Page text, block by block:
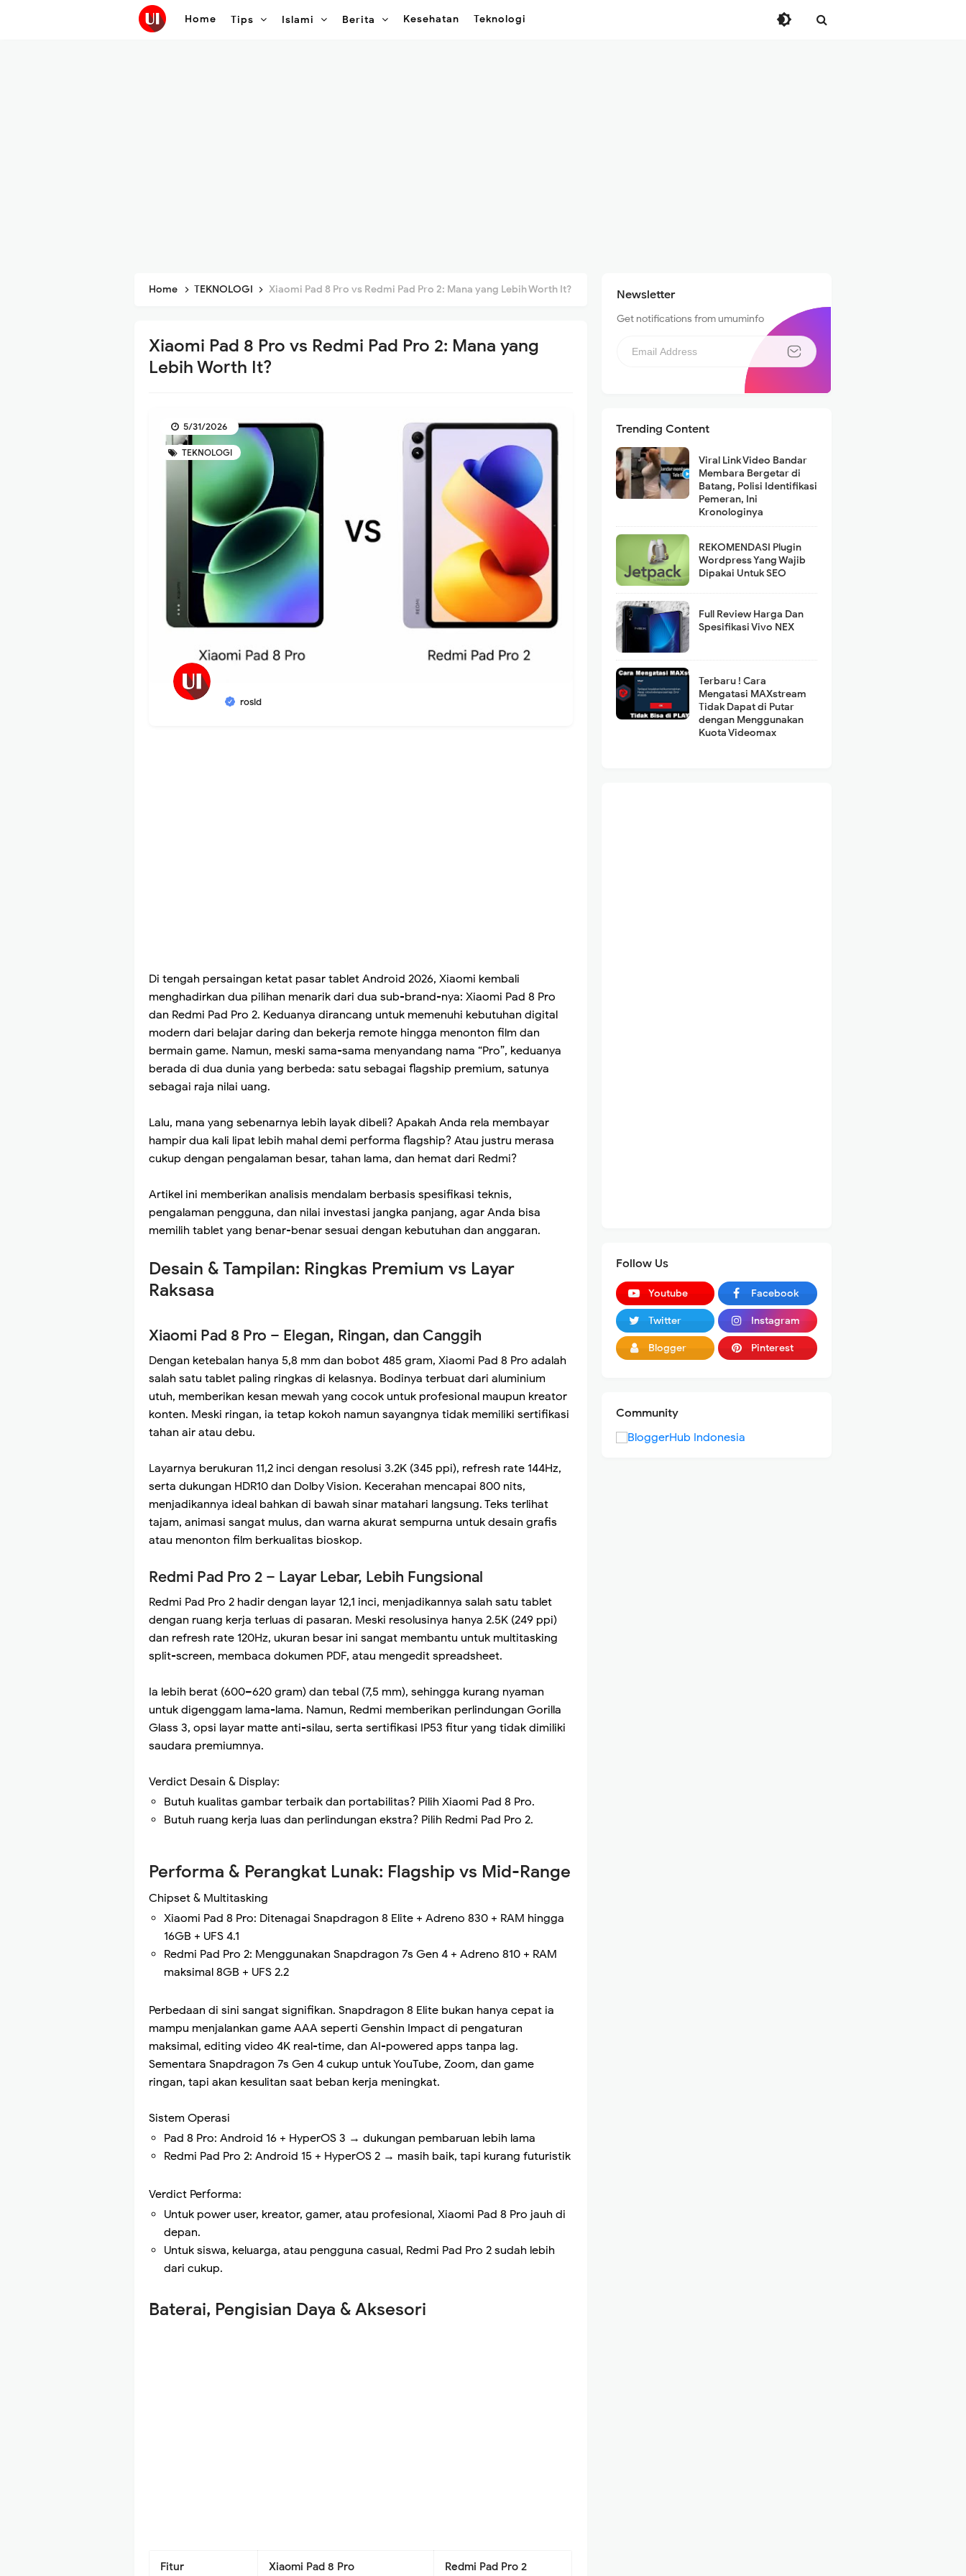
Home Tips Islami Berita Kesehatan Teknologi
Home TEKNOLOGI Xiaomi Pad 8 Pro vs Redmi Pad Pro 2: Mana yang Lebih Worth It?
Xiaomi Pad 8 Pro vs Redmi Pad Pro 2: Mana yang
Lebih Worth It?
TEKNOLOGI
rosid
5/31/2026
Di tengah persaingan ketat pasar tablet Android 2026, Xiaomi kembali
menghadirkan dua pilihan menarik dari dua sub-brand-nya: Xiaomi Pad 8 Pro
dan Redmi Pad Pro 2. Keduanya dirancang untuk memenuhi kebutuhan digital
modern dari belajar daring dan bekerja remote hingga menonton film dan
bermain game. Namun, meski sama-sama menyandang nama “Pro”, keduanya
berada di dua dunia yang berbeda: satu sebagai flagship premium, satunya
sebagai raja nilai uang.
Lalu, mana yang sebenarnya lebih layak dibeli? Apakah Anda rela membayar
hampir dua kali lipat lebih mahal demi performa flagship? Atau justru merasa
cukup dengan pengalaman besar, tahan lama, dan hemat dari Redmi?
Artikel ini memberikan analisis mendalam berbasis spesifikasi teknis,
pengalaman pengguna, dan nilai investasi jangka panjang, agar Anda bisa
memilih tablet yang benar-benar sesuai dengan kebutuhan dan anggaran.
Desain & Tampilan: Ringkas Premium vs Layar
Raksasa
Xiaomi Pad 8 Pro – Elegan, Ringan, dan Canggih
Dengan ketebalan hanya 5,8 mm dan bobot 485 gram, Xiaomi Pad 8 Pro adalah
salah satu tablet paling ringkas di kelasnya. Bodinya terbuat dari aluminium
utuh, memberikan kesan mewah yang cocok untuk profesional maupun kreator
konten. Meski ringan, ia tetap kokoh namun sayangnya tidak memiliki sertifikasi
tahan air atau debu.
Layarnya berukuran 11,2 inci dengan resolusi 3.2K (345 ppi), refresh rate 144Hz,
serta dukungan HDR10 dan Dolby Vision. Kecerahan mencapai 800 nits,
menjadikannya ideal bahkan di bawah sinar matahari langsung. Teks terlihat
tajam, animasi sangat mulus, dan warna akurat sempurna untuk desain grafis
atau menonton film berkualitas bioskop.
Redmi Pad Pro 2 – Layar Lebar, Lebih Fungsional
Redmi Pad Pro 2 hadir dengan layar 12,1 inci, menjadikannya salah satu tablet
dengan ruang kerja terluas di pasaran. Meski resolusinya hanya 2.5K (249 ppi)
dan refresh rate 120Hz, ukuran besar ini sangat membantu untuk multitasking
split-screen, membaca dokumen PDF, atau mengedit spreadsheet.
Ia lebih berat (600–620 gram) dan tebal (7,5 mm), sehingga kurang nyaman
untuk digenggam lama-lama. Namun, Redmi memberikan perlindungan Gorilla
Glass 3, opsi layar matte anti-silau, serta sertifikasi IP53 fitur yang tidak dimiliki
saudara premiumnya.
Verdict Desain & Display:
Butuh kualitas gambar terbaik dan portabilitas? Pilih Xiaomi Pad 8 Pro.
Butuh ruang kerja luas dan perlindungan ekstra? Pilih Redmi Pad Pro 2.
Performa & Perangkat Lunak: Flagship vs Mid-Range
Chipset & Multitasking
Xiaomi Pad 8 Pro: Ditenagai Snapdragon 8 Elite + Adreno 830 + RAM hingga
16GB + UFS 4.1
Redmi Pad Pro 2: Menggunakan Snapdragon 7s Gen 4 + Adreno 810 + RAM
maksimal 8GB + UFS 2.2
Perbedaan di sini sangat signifikan. Snapdragon 8 Elite bukan hanya cepat ia
mampu menjalankan game AAA seperti Genshin Impact di pengaturan
maksimal, editing video 4K real-time, dan AI-powered apps tanpa lag.
Sementara Snapdragon 7s Gen 4 cukup untuk YouTube, Zoom, dan game
ringan, tapi akan kesulitan saat beban kerja meningkat.
Sistem Operasi
Pad 8 Pro: Android 16 + HyperOS 3 → dukungan pembaruan lebih lama
Redmi Pad Pro 2: Android 15 + HyperOS 2 → masih baik, tapi kurang futuristik
Verdict Performa:
Untuk power user, kreator, gamer, atau profesional, Xiaomi Pad 8 Pro jauh di
depan.
Untuk siswa, keluarga, atau pengguna casual, Redmi Pad Pro 2 sudah lebih
dari cukup.
Baterai, Pengisian Daya & Aksesori
Fitur Xiaomi Pad 8 Pro Redmi Pad Pro 2
Newsletter
Get notifications from umuminfo
Trending Content
Viral Link Video Bandar
Membara Bergetar di
Batang, Polisi Identifikasi
Pemeran, Ini
Kronologinya
REKOMENDASI Plugin
Wordpress Yang Wajib
Dipakai Untuk SEO
Full Review Harga Dan
Spesifikasi Vivo NEX
Terbaru ! Cara
Mengatasi MAXstream
Tidak Dapat di Putar
dengan Menggunakan
Kuota Videomax
Follow Us
Youtube Facebook
Twitter Instagram
Blogger Pinterest
Community